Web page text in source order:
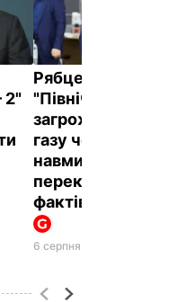
2"
Рябцев: Заяви, що
"Північний потік – 2"
загрожує транзиту
газу через Україну, –
навмисне
перекручування
фактів
6 серпня, 18.04